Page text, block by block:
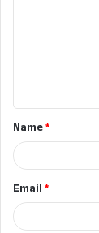
t
*Name*
Email*